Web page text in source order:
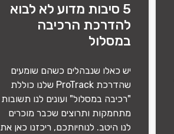
5 סיבות מדוע לא לבוא
להדרכת הרכיבה
במסלול
יש כאלו שנבהלים כשהם שומעים
שהדרכת ProTrack שלנו כוללת
"רכיבה במסלול" ועונים לנו תשובות
מתחמקות ותרוצים שכבר מוכרים
לנו היטב. לנוחיותכם, ריכזנו כאן את